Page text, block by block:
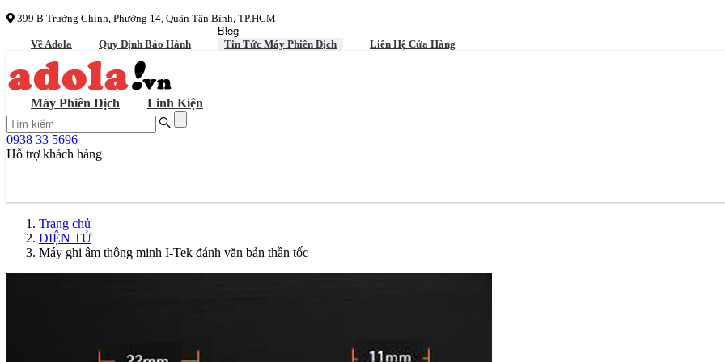
399 B Trường Chinh, Phường 14, Quận Tân Bình, TP.HCM
Về Adola Quy Định Bảo Hành
Blog
Tin Tức Máy Phiên Dịch
Liên Hệ Cửa Hàng
Máy Phiên Dịch Linh Kiện
0938 33 5696
Hỗ trợ khách hàng
Trang chủ
ĐIỆN TỬ
Máy ghi âm thông minh I-Tek đánh văn bản thần tốc